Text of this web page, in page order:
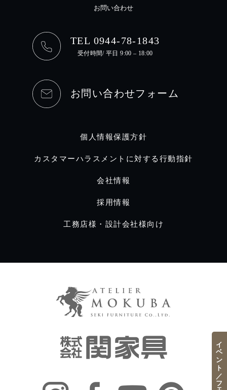
お問い合わせ
TEL 0944-78-1843
受付時間/ 平日 9:00 – 18:00
お問い合わせフォーム
個人情報保護方針
カスタマーハラスメントに対する行動指針
会社情報
採用情報
工務店様・設計会社様向け
イベント／フェア